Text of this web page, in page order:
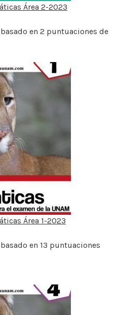
Área 2-2023
en 2 puntuaciones de
Área 1-2023
en 13 puntuaciones